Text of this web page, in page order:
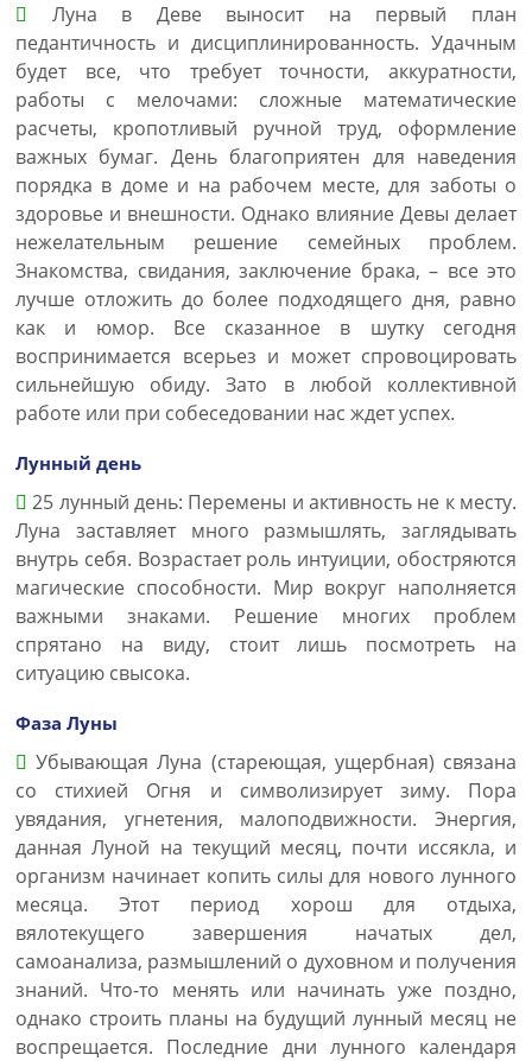
Луна в Деве выносит на первый план
педантичность и дисциплинированность. Удачным
будет все, что требует точности, аккуратности,
работы с мелочами: сложные математические
расчеты, кропотливый ручной труд, оформление
важных бумаг. День благоприятен для наведения
порядка в доме и на рабочем месте, для заботы о
здоровье и внешности. Однако влияние Девы делает
нежелательным решение семейных проблем.
Знакомства, свидания, заключение брака, – все это
лучше отложить до более подходящего дня, равно
как и юмор. Все сказанное в шутку сегодня
воспринимается всерьез и может спровоцировать
сильнейшую обиду. Зато в любой коллективной
работе или при собеседовании нас ждет успех.
Лунный день
25 лунный день: Перемены и активность не к месту.
Луна заставляет много размышлять, заглядывать
внутрь себя. Возрастает роль интуиции, обостряются
магические способности. Мир вокруг наполняется
важными знаками. Решение многих проблем
спрятано на виду, стоит лишь посмотреть на
ситуацию свысока.
Фаза Луны
Убывающая Луна (стареющая, ущербная) связана
со стихией Огня и символизирует зиму. Пора
увядания, угнетения, малоподвижности. Энергия,
данная Луной на текущий месяц, почти иссякла, и
организм начинает копить силы для нового лунного
месяца. Этот период хорош для отдыха,
вялотекущего завершения начатых дел,
самоанализа, размышлений о духовном и получения
знаний. Что-то менять или начинать уже поздно,
однако строить планы на будущий лунный месяц не
воспрещается. Последние дни лунного календаря